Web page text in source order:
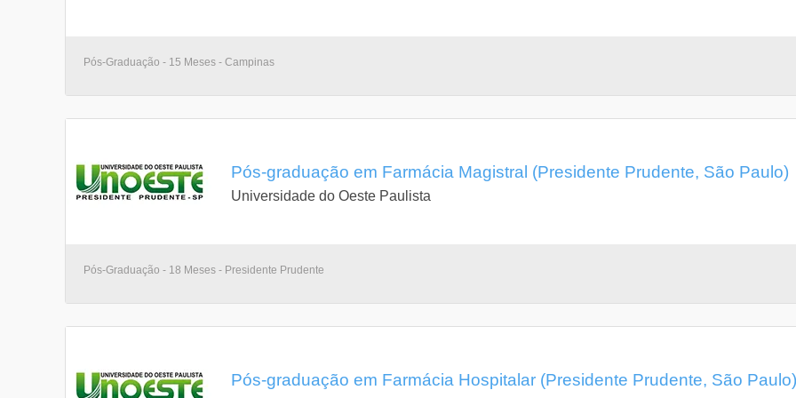
Pós-Graduação - 15 Meses - Campinas
Pós-graduação em Farmácia Magistral (Presidente Prudente, São Paulo)
Universidade do Oeste Paulista
Pós-Graduação - 18 Meses - Presidente Prudente
Pós-graduação em Farmácia Hospitalar (Presidente Prudente, São Paulo)